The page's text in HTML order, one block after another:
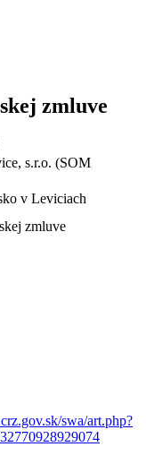
zmluve
s.r.o. (SOM
v Leviciach
zmluve
swa/art.php?